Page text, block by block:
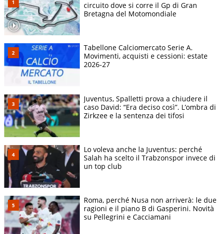
circuito dove si corre il Gp di Gran
Bretagna del Motomondiale
Tabellone Calciomercato Serie A.
Movimenti, acquisti e cessioni: estate
2026-27
Juventus, Spalletti prova a chiudere il
caso David: “Era deciso così”. L’ombra di
Zirkzee e la sentenza dei tifosi
Lo voleva anche la Juventus: perché
Salah ha scelto il Trabzonspor invece di
un top club
Roma, perché Nusa non arriverà: le due
ragioni e il piano B di Gasperini. Novità
su Pellegrini e Cacciamani